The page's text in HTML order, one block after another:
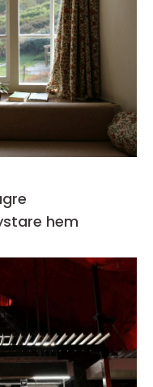
hem